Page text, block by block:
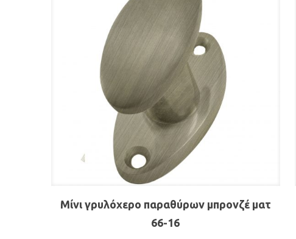
Μίνι γρυλόχερο παραθύρων μπρονζέ ματ
66-16